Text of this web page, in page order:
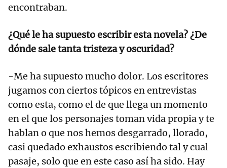
encontraban.
¿Qué le ha supuesto escribir esta novela? ¿De
dónde sale tanta tristeza y oscuridad?
-Me ha supuesto mucho dolor. Los escritores
jugamos con ciertos tópicos en entrevistas
como esta, como el de que llega un momento
en el que los personajes toman vida propia y te
hablan o que nos hemos desgarrado, llorado,
casi quedado exhaustos escribiendo tal y cual
pasaje, solo que en este caso así ha sido. Hay